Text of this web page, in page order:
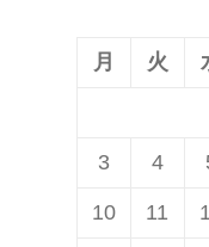
月 火
3 4
10 11